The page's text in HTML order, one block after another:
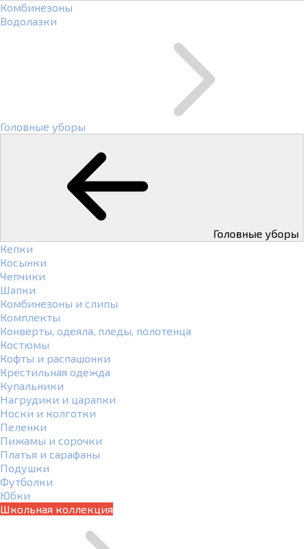
Комбинезоны
Водолазки
Головные уборы
Головные уборы
Кепки
Косынки
Чепчики
Шапки
Комбинезоны и слипы
Комплекты
Конверты, одеяла, пледы, полотенца
Костюмы
Кофты и распашонки
Крестильная одежда
Купальники
Нагрудики и царапки
Носки и колготки
Пеленки
Пижамы и сорочки
Платья и сарафаны
Подушки
Футболки
Юбки
Школьная коллекция